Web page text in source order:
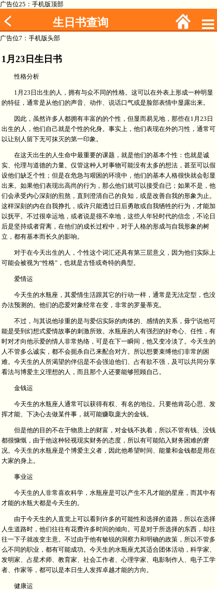
广告位25：手机版顶部
生日书查询
广告位7：手机版头部
1月23日生日书
性格分析
1月23日出生的人，拥有与众不同的性格。这可以在外表上形成一种明显
的特征，通常是从他们的声音、动作、说话口气或是脸部表情中显露出来。
因此，虽然许多人都拥有丰富的的个性，但显而易见地，那些在1月23日
出生的人，他们自己就是个性的化身。事实上，他们表现在外的习性，通常可
以让别人留下无可抹灭的第一印象。
在这天出生的人生命中最重要的课题，就是他们的基本个性：也就是诚
实、伦理与道德的力量。仅管这种人对事物可能没有太多的想法，甚至可以假
设他们缺乏个性；但是在危急与艰困的环境中，他们的基本人格很快就会彰显
出来。如果他们表现出高尚的行为，那么他们就可以接受自已；如果不是，他
们会承受内心深刻的煎熬，直到澄清自己的良知，或是改善自我的形象为止。
这样深刻的内在自我挣扎，或许只能透过日后勇敢或自我牺牲的行为，才能加
以抚平。不过很幸运地，或者说是很不幸地，这些人年轻时代的信念，不论日
后是坚持或者背离，在他们的成长过程中，对于人格的形成与自我形象的树
立，都有基本而长久的影响。
对于在今天出生的人，个性这个词汇还具有第三层意义，因为他们实际上
可能会被视为“性格”，也就是古怪或奇特的典型。
爱情运
今天生的水瓶座，其爱情生活跟其它的行动一样，通常是无法定型，也没
办法预测的。他们的恋爱对象经常在变，非常的罗曼蒂克。
不过，与其说他珍重的是与爱侣实际的肉体的、感情的关系，毋宁说他可
能是受到幻想式爱情故事的刺激所致。水瓶座的人有强烈的好奇心、任性，有
时对才向他示爱的情人非常热络，可是在下一瞬间，他又变冷淡了。今天生的
人不管多么诚实，都不会扼杀自己来配合对方。所以想要束缚他们非常的困
难。今天生的人所渴望的伴侣是不会强迫他们、占有欲不强，及可以共同分享
看法与博爱主义理想的人，而且那个人还要能够照顾自己。
金钱运
今天生的水瓶座人通常可以获得有权、有名的地位。只要他肯花心思、发
挥才能、下决心去做某件事，就可能赚取庞大的金钱。
但是他的目的不在于物质上的财富，对金钱不执着，所以不管有钱、没钱
都很慷慨，由于他这种轻视现实财务的态度，所以有可能陷入财务困难的窘
况。今天生的水瓶座是个博爱主义者，因此他希望时间、能量和金钱都是用在
大家的身上。
事业运
今天生的人非常喜欢科学，水瓶座是可以产生不凡才能的星座，而其中有
才能的水瓶大都是今天生的。
由于今天生的人直觉上可以看到许多的可能性和选择的道路，所以在选择
人生道路时，他们往往有花费许多时间的倾向。可是对于所选择的东西，却往
往一下子就改变主意。不过由于他有敏锐的洞察力和明确的政策，所以不管多
么不同的职业，都有可能成功。今天生的水瓶座尤其适合团体活动，科学家、
发明家、占星术师、教育家、社会工作者、心理学家、电影制作人、电子工学
者、作家等，都可以是本日生人发挥卓越才能的方向。
健康运